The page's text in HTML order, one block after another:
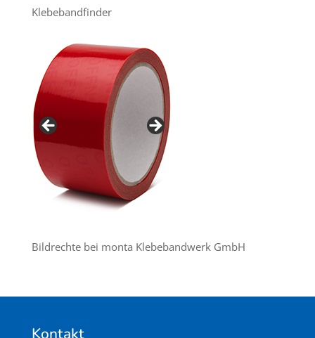
Klebebandfinder
Bildrechte bei monta Klebebandwerk GmbH
Kontakt